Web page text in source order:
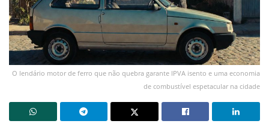
O lendário motor de ferro que não quebra garante IPVA isento e uma economia
de combustível espetacular na cidade